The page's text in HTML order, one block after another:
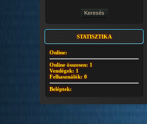
STATISZTIKA
Online:
Online összesen: 1
Vendégek: 1
Felhasználók:0
Beléptek: